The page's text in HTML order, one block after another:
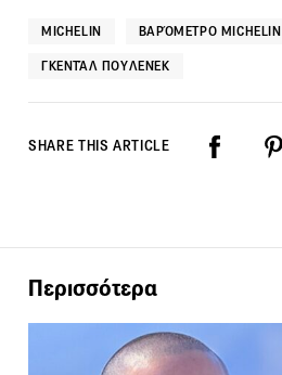
MICHELIN ΒΑΡΌΜΕΤΡΟ MICHELIN
ΓΚΕΝΤΆΛ ΠΟΥΛΕΝΈΚ
SHARE THIS ARTICLE
Περισσότερα